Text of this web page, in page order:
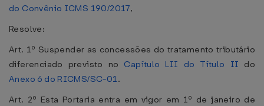
do Convênio ICMS 190/2017,
Resolve:
Art. 1º Suspender as concessões do tratamento tributário
diferenciado previsto no Capítulo LII do Título II do
Anexo 6 do RICMS/SC-01.
Art. 2º Esta Portaria entra em vigor em 1º de janeiro de